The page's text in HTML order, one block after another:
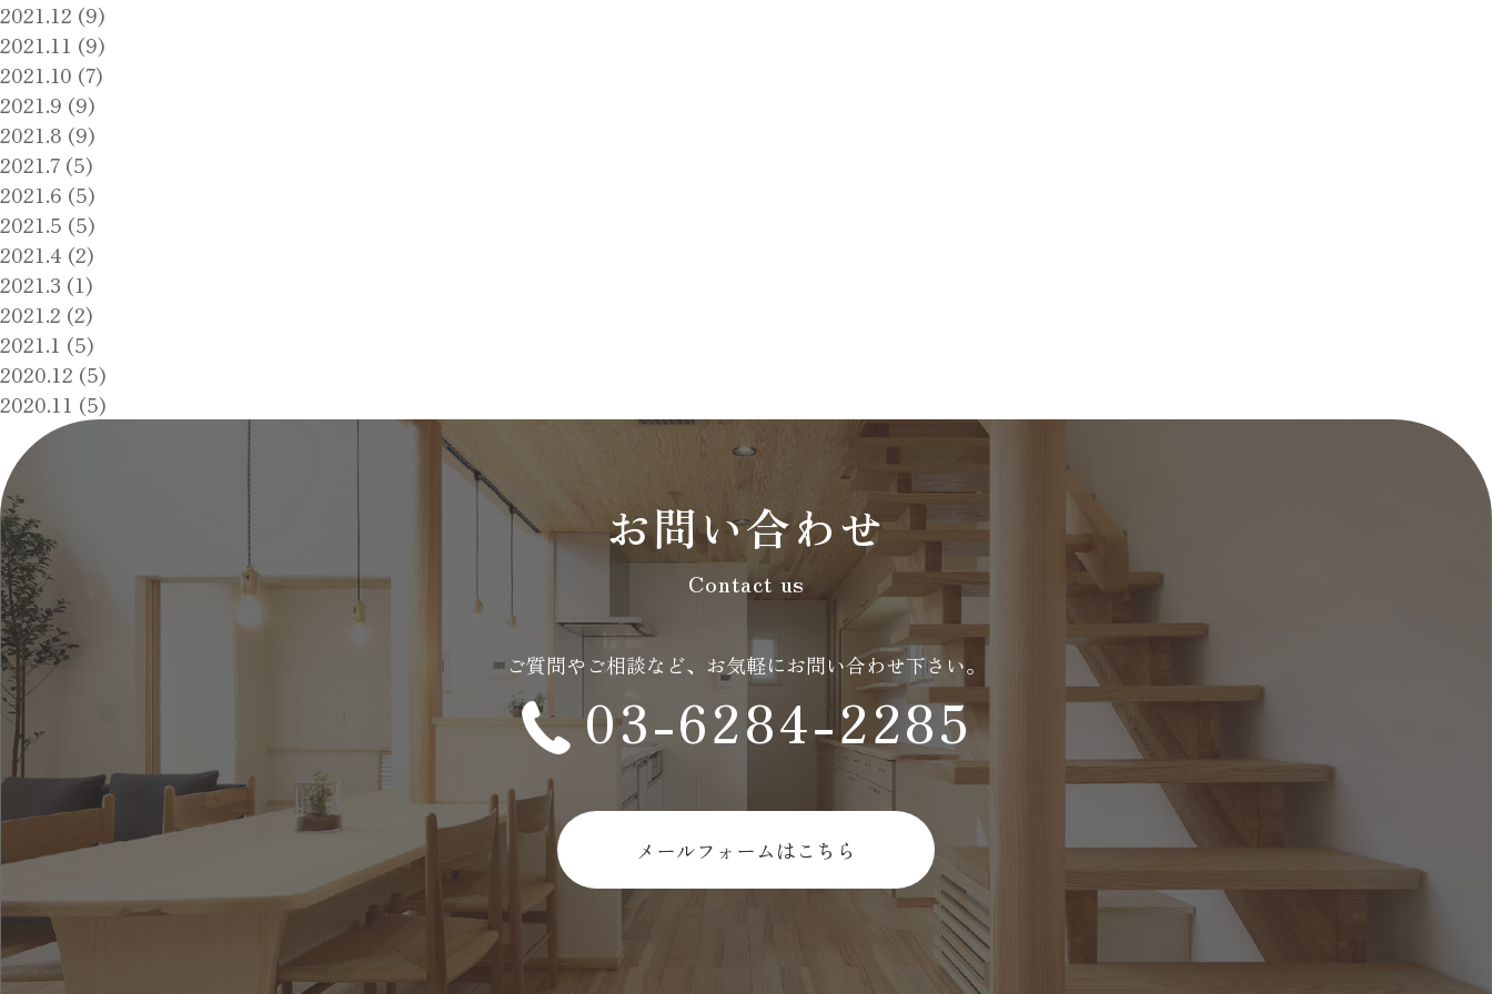
2021.12 (9)
2021.11 (9)
2021.10 (7)
2021.9 (9)
2021.8 (9)
2021.7 (5)
2021.6 (5)
2021.5 (5)
2021.4 (2)
2021.3 (1)
2021.2 (2)
2021.1 (5)
2020.12 (5)
2020.11 (5)
お問い合わせ
Contact us
ご質問やご相談など、 お気軽にお問い合わせ下さい。
03-6284-2285
メールフォームはこちら